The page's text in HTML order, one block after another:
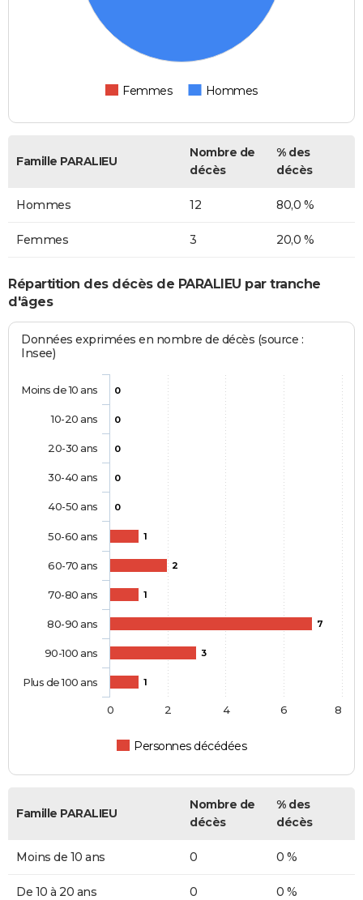
Femmes Hommes
Famille PARALIEU
Nombre de
décès
% des
décès
Hommes 12 80,0 %
Femmes 3 20,0 %
Répartition des décès de PARALIEU par tranche
d'âges
Données exprimées en nombre de décès (source :
Insee)
0
0
0
0
0
1
2
1
7
3
1
Personnes décédées
Moins de 10 ans
10-20 ans
20-30 ans
30-40 ans
40-50 ans
50-60 ans
60-70 ans
70-80 ans
80-90 ans
90-100 ans
Plus de 100 ans
0 2 4 6 8
Famille PARALIEU
Nombre de
décès
% des
décès
Moins de 10 ans 0 0 %
De 10 à 20 ans 0 0 %